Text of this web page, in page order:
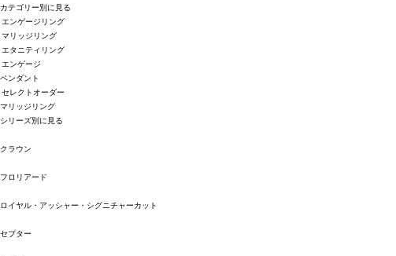
カテゴリー別に見る
エンゲージリング
マリッジリング
エタニティリング
エンゲージ
ペンダント
セレクトオーダー
マリッジリング
シリーズ別に見る
クラウン
フロリアード
ロイヤル・アッシャー・シグニチャーカット
セプター